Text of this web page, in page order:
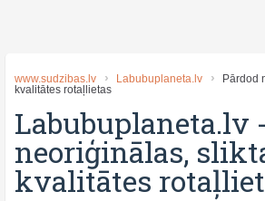
www.sudzibas.lv Labubuplaneta.lv
Pārdod
kvalitātes rotaļlietas
Labubuplaneta.lv -
neoriģinālas,
kvalitātes